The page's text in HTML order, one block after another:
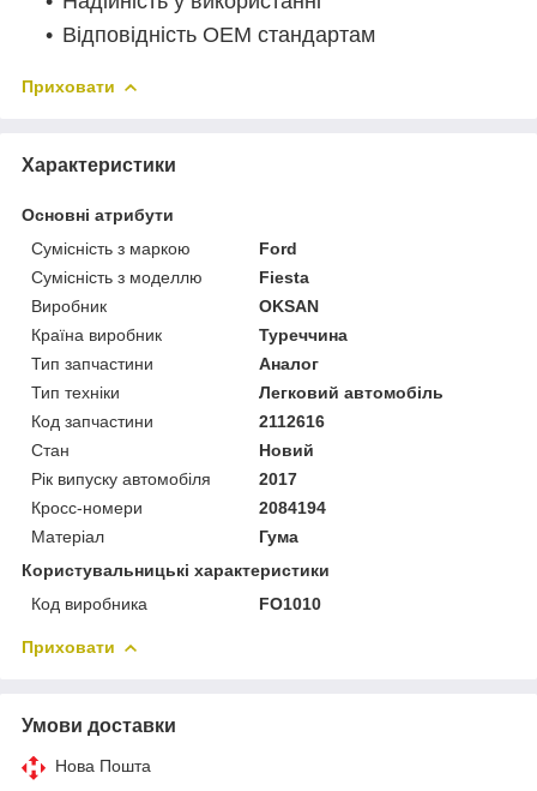
Відповідність OEM стандартам
Приховати
Характеристики
Основні атрибути
Сумісність з маркою
Ford
Сумісність з моделлю
Fiesta
Виробник
OKSAN
Країна виробник
Туреччина
Тип запчастини
Аналог
Тип техніки
Легковий автомобіль
Код запчастини
2112616
Стан
Новий
Рік випуску автомобіля
2017
Кросс-номери
2084194
Матеріал
Гума
Користувальницькі характеристики
Код виробника
FO1010
Приховати
Умови доставки
Нова Пошта